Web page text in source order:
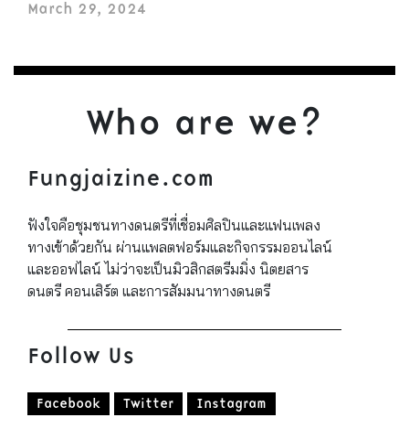
March 29, 2024
Who are we?
Fungjaizine.com
ฟังใจคือชุมชนทางดนตรีที่เชื่อมศิลปินและแฟนเพลง
ทางเข้าด้วยกัน ผ่านแพลตฟอร์มและกิจกรรมออนไลน์
และออฟไลน์ ไม่ว่าจะเป็นมิวสิกสตรีมมิ่ง นิตยสาร
ดนตรี คอนเสิร์ต และการสัมมนาทางดนตรี
Follow Us
Facebook Twitter Instagram